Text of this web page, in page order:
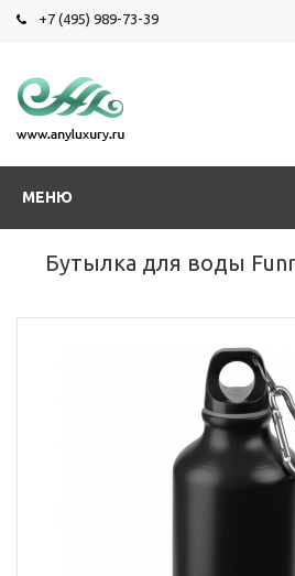
+7 (495) 989-73-39
МЕНЮ
Бутылка для воды